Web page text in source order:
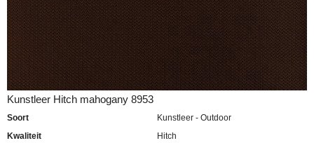
Kunstleer Hitch mahogany 8953
Soort
Kunstleer - Outdoor
Kwaliteit
Hitch